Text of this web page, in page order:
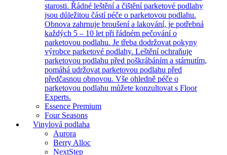
starosti. Řádné leštění a čištění parketové podlahy
jsou důležitou částí péče o parketovou podlahu.
Obnova zahrnuje broušení a lakování, je potřebná
každých 5 – 10 let při řádném pečování o
parketovou podlahu. Je třeba dodržovat pokyny
výrobce parketové podlahy. Leštění ochraňuje
parketovou podlahu před poškrábáním a stárnutím,
pomáhá udržovat parketovou podlahu před
předčasnou obnovou. Vše ohledně péče o
parketovou podlahu můžete konzultovat s Floor
Experts.
Essence Premium
Four Seasons
Vinylová podlaha
Aurora
Berry Alloc
NextStep